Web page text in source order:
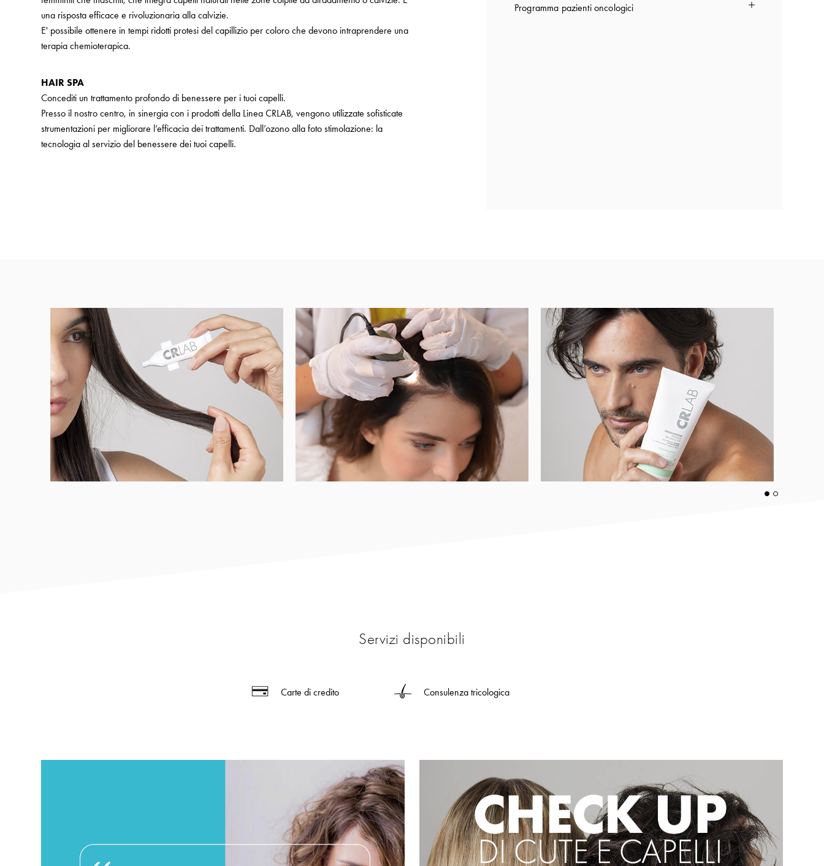
una risposta efficace e rivoluzionaria alla calvizie.
E' possibile ottenere in tempi ridotti protesi del capillizio per coloro che devono intraprendere una
terapia chemioterapica.
HAIR SPA
Concediti un trattamento profondo di benessere per i tuoi capelli.
Presso il nostro centro, in sinergia con i prodotti della Linea CRLAB, vengono utilizzate sofisticate
strumentazioni per migliorare l’efficacia dei trattamenti. Dall’ozono alla foto stimolazione: la
tecnologia al servizio del benessere dei tuoi capelli.
Programma pazienti oncologici
Servizi disponibili
Carte di credito Consulenza tricologica